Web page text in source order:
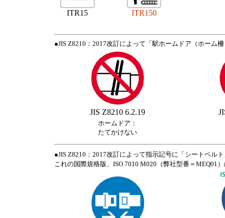
ITR15 ITR150
●JIS Z8210：2017改訂によって「駅ホームドア（ホーム
JIS Z8210 6.2.19
ホームドア：
たてかけない
●JIS Z8210：2017改訂によって指示記号に「シートベル
これの国際規格版、ISO 7010 M020（弊社型番＝MEQ01